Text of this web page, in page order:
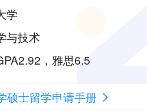
学
与技术
，雅思6.5
硕士留学申请手册